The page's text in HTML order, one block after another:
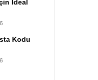
İdeal
Kodu